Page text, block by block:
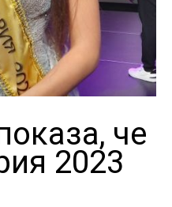
че
2023